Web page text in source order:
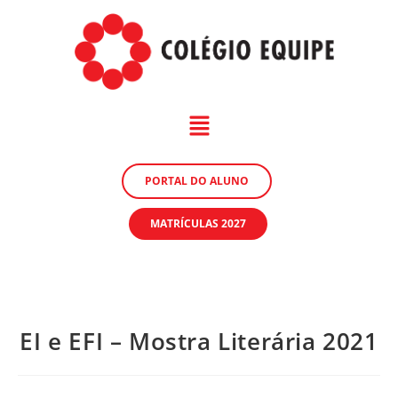
PORTAL DO ALUNO
MATRÍCULAS 2027
EI e EFI – Mostra Literária 2021